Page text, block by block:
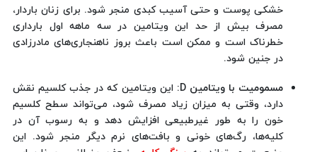
خشکی پوست و حتی آسیب کبدی منجر شود. برای زنان باردار،
مصرف بیش از حد این ویتامین در سه ماهه اول بارداری
خطرناک است و ممکن است باعث بروز ناهنجاری‌های مادرزادی
در جنین شود.
مسمومیت با ویتامین D : این ویتامین که در جذب کلسیم نقش
دارد، وقتی به میزان زیاد مصرف شود، می‌تواند سطح کلسیم
خون را به طور غیرطبیعی افزایش دهد و به رسوب آن در
کلیه‌ها، رگ‌های خونی و بافت‌های نرم دیگر منجر شود. این